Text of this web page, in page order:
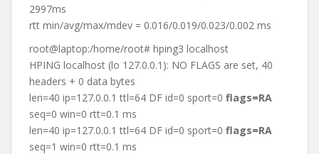
2997ms
rtt min/avg/max/mdev = 0.016/0.019/0.023/0.002 ms
root@laptop:/home/root# hping3 localhost
HPING localhost (lo 127.0.0.1): NO FLAGS are set, 40
headers + 0 data bytes
len=40 ip=127.0.0.1 ttl=64 DF id=0 sport=0 flags=RA
seq=0 win=0 rtt=0.1 ms
len=40 ip=127.0.0.1 ttl=64 DF id=0 sport=0 flags=RA
seq=1 win=0 rtt=0.1 ms